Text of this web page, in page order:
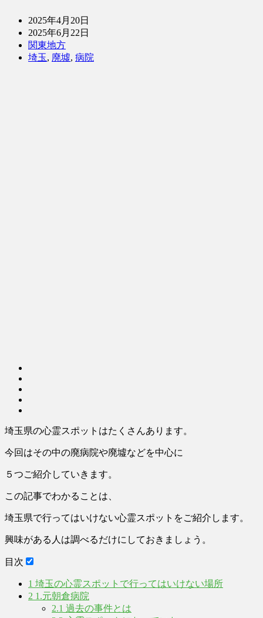
2025年4月20日
2025年6月22日
関東地方
埼玉, 廃墟, 病院
埼玉県の心霊スポットはたくさんあります。
今回はその中の廃病院や廃墟などを中心に
５つご紹介していきます。
この記事でわかることは、
埼玉県で行ってはいけない心霊スポットをご紹介します。
興味がある人は調べるだけにしておきましょう。
目次
1 埼玉の心霊スポットで行ってはいけない場所
2 1.元朝倉病院
2.1 過去の事件とは